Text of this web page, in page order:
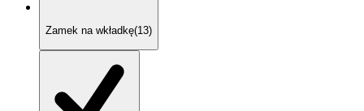
Zamek na wkładkę(13)